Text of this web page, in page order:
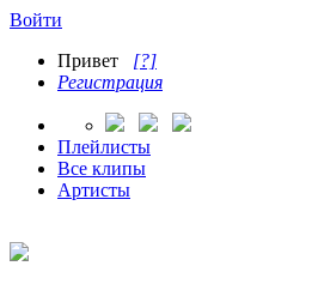
Войти
Привет [?]
Регистрация
Плейлисты
Все клипы
Артисты